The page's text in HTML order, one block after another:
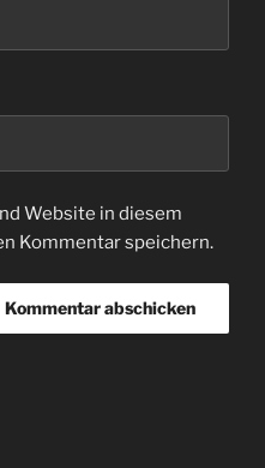
Website in diesem
Kommentar speichern.